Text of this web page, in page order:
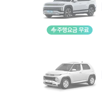
주행요금 무료